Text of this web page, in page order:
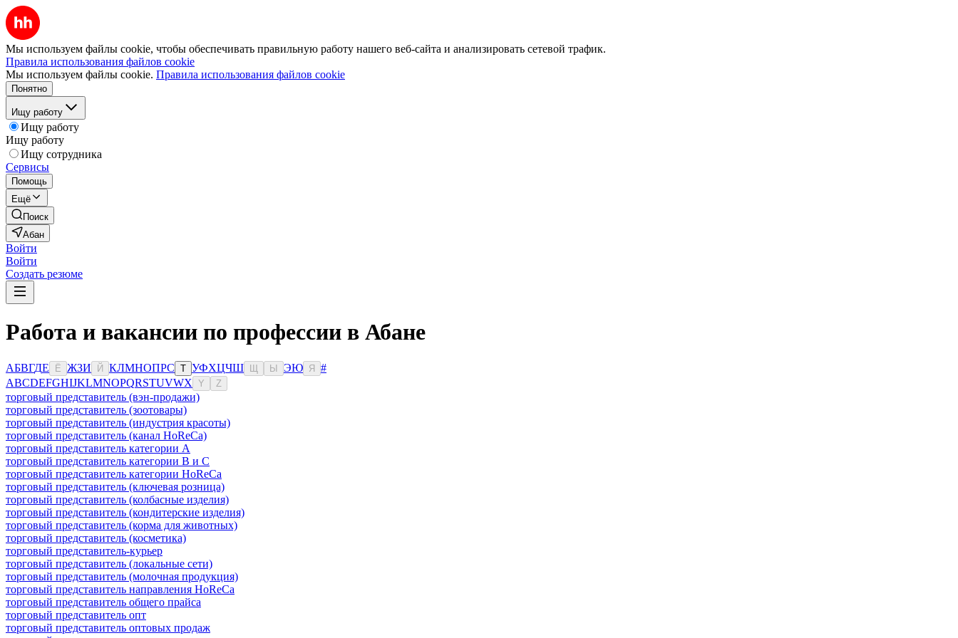
Мы используем файлы cookie, чтобы обеспечивать правильную работу нашего веб-сайта и анализировать сетевой трафик.
Правила использования файлов cookie
Мы используем файлы cookie. Правила использования файлов cookie
Понятно
Ищу работу
Ищу работу
Ищу работу
Ищу сотрудника
Сервисы
Помощь
Ещё
Поиск
Абан
Войти
Войти
Создать резюме
Работа и вакансии по профессии в Абане
АБВГДЕ Ё ЖЗИ Й КЛМНОПРС Т УФХЦЧШ Ы ЭЮ Я
#
ABCDEFGHIJKLMNOPQRSTUVWX Y Z
торговый представитель (вэн-продажи)
торговый представитель (зоотовары)
торговый представитель (индустрия красоты)
торговый представитель (канал HoReCa)
торговый представитель категории A
торговый представитель категории B и C
торговый представитель категории HoReCa
торговый представитель (ключевая розница)
торговый представитель (колбасные изделия)
торговый представитель (кондитерские изделия)
торговый представитель (корма для животных)
торговый представитель (косметика)
торговый представитель-курьер
торговый представитель (локальные сети)
торговый представитель (молочная продукция)
торговый представитель направления HoReCa
торговый представитель общего прайса
торговый представитель опт
торговый представитель оптовых продаж